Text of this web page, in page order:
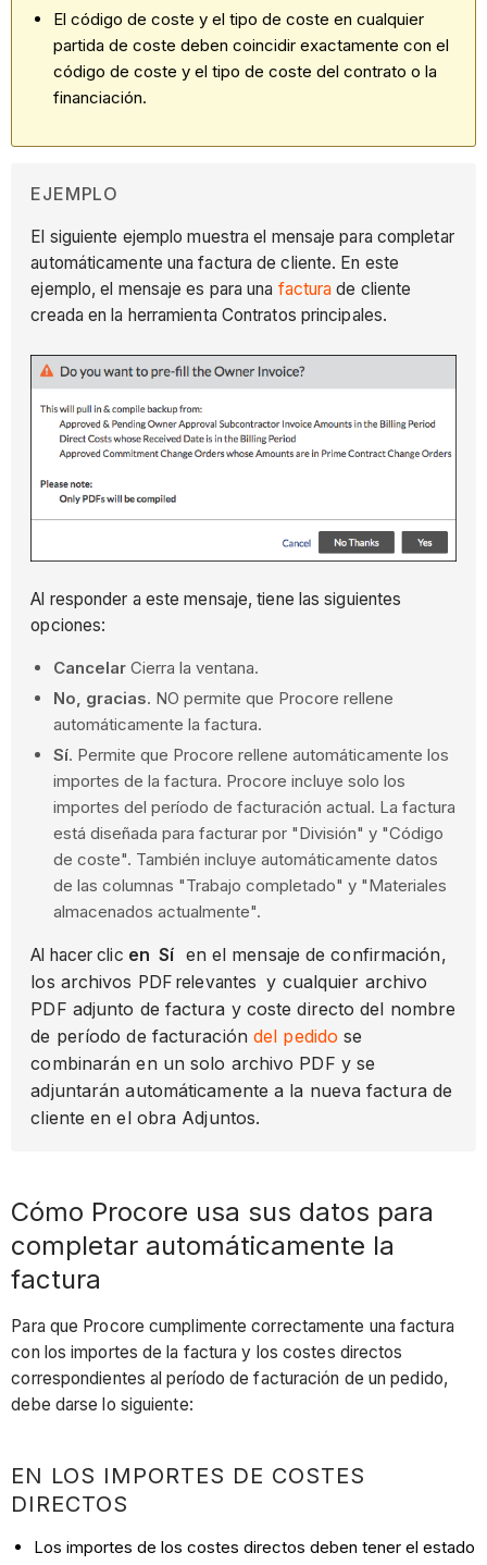
El código de coste y el tipo de coste en cualquier
partida de coste deben coincidir exactamente con el
código de coste y el tipo de coste del contrato o la
financiación.
EJEMPLO
El siguiente ejemplo muestra el mensaje para completar
automáticamente una factura de cliente. En este
ejemplo, el mensaje es para una factura de cliente
creada en la herramienta Contratos principales.
Al responder a este mensaje, tiene las siguientes
opciones:
Cancelar Cierra la ventana.
No, gracias. NO permite que Procore rellene
automáticamente la factura.
Sí. Permite que Procore rellene automáticamente los
importes de la factura. Procore incluye solo los
importes del período de facturación actual. La factura
está diseñada para facturar por "División" y "Código
de coste". También incluye automáticamente datos
de las columnas "Trabajo completado" y "Materiales
almacenados actualmente".
Al hacer clic en Sí en el mensaje de confirmación,
los archivos PDF relevantes y cualquier archivo
PDF adjunto de factura y coste directo del nombre
de período de facturación del pedido se
combinarán en un solo archivo PDF y se
adjuntarán automáticamente a la nueva factura de
cliente en el obra Adjuntos.
Cómo Procore usa sus datos para
completar automáticamente la
factura
Para que Procore cumplimente correctamente una factura
con los importes de la factura y los costes directos
correspondientes al período de facturación de un pedido,
debe darse lo siguiente:
EN LOS IMPORTES DE COSTES
DIRECTOS
Los importes de los costes directos deben tener el estado